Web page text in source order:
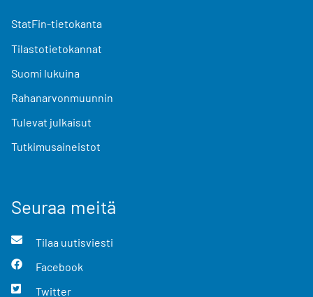
StatFin-tietokanta
Tilastotietokannat
Suomi lukuina
Rahanarvonmuunnin
Tulevat julkaisut
Tutkimusaineistot
Seuraa meitä
Tilaa uutisviesti
Facebook
Twitter